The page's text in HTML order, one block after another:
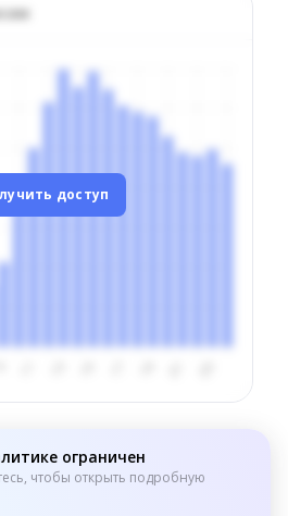
доступ
ограничен
чтобы открыть подробную